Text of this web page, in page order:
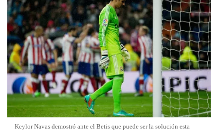
Keylor Navas demostró ante el Betis que puede ser la solución esta